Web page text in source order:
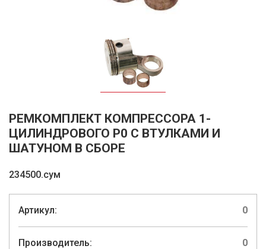
РЕМКОМПЛЕКТ КОМПРЕССОРА 1-
ЦИЛИНДРОВОГО Р0 С ВТУЛКАМИ И
ШАТУНОМ В СБОРЕ
234500.сум
Артикул: 0
Производитель: 0